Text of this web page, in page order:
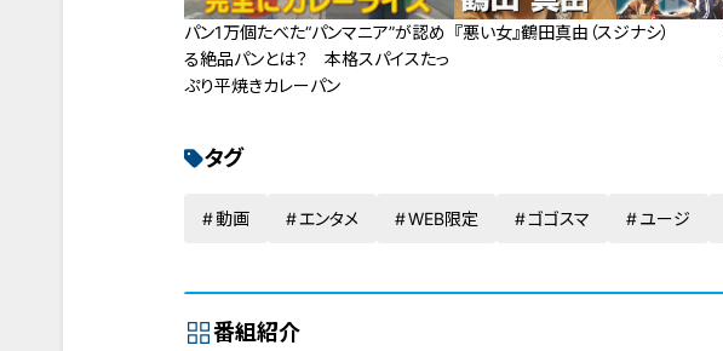
パン1万個たべた“パンマニア”が認め
る絶品パンとは？ 本格スパイスたっ
ぷり平焼きカレーパン
『悪い女』鶴田真由（スジナシ）
タグ
動画 エンタメ WEB限定 ゴゴスマ ユージ
番組紹介